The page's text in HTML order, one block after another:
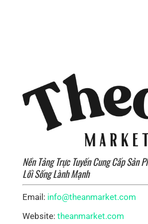
Nền Tảng Trực Tuyến Cung Cấp Sản
Lối Sống Lành Mạnh
Email: info@theanmarket.com
Website: theanmarket.com